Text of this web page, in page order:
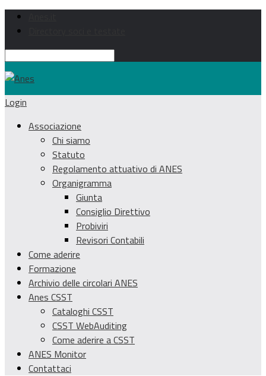
Login
Associazione
Chi siamo
Statuto
Regolamento attuativo di ANES
Organigramma
Giunta
Consiglio Direttivo
Probiviri
Revisori Contabili
Come aderire
Formazione
Archivio delle circolari ANES
Anes CSST
Cataloghi CSST
CSST WebAuditing
Come aderire a CSST
ANES Monitor
Contattaci